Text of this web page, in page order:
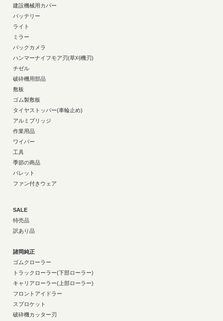
建設機械用カバー
バッテリー
ライト
ミラー
バックカメラ
ハンマーナイフモア刃(草刈機刃)
チゼル
破砕機用部品
敷板
ゴム製敷板
タイヤストッパー(車輪止め)
アルミブリッジ
作業用品
ワイパー
工具
季節の商品
パレット
ファン付きウェア
SALE
特売品
訳あり品
諸岡純正
ゴムクローラー
トラックローラー(下部ローラー)
キャリアローラー(上部ローラー)
フロントアイドラー
スプロケット
破砕機カッター刃